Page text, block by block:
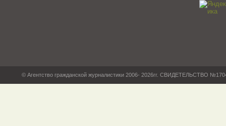
© Агентство гражданской журналистики 2006- 2026гг. СВИДЕТЕЛЬСТВО